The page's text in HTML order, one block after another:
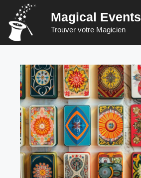
contenuto
Magical Events
Trouver votre Magicien